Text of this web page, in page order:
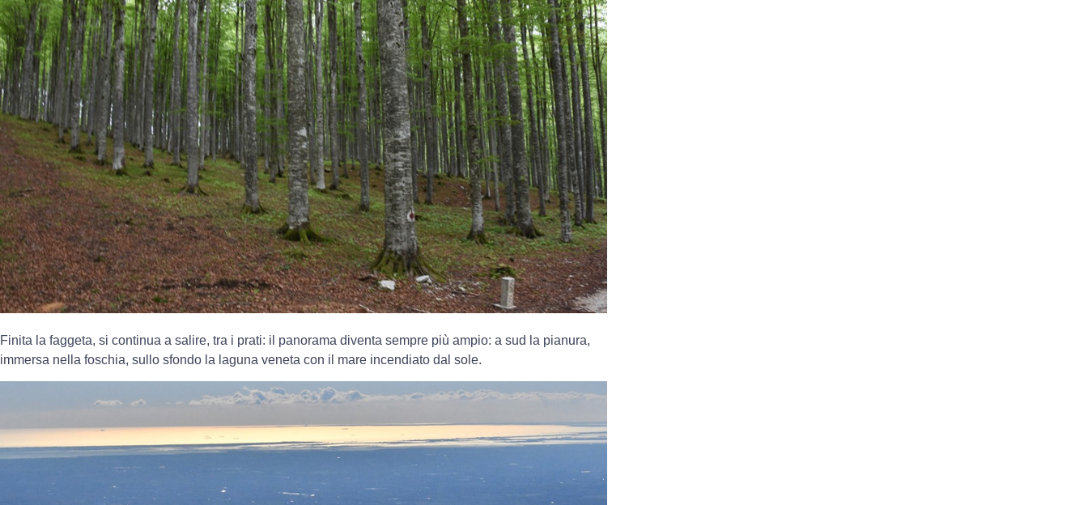
Finita la faggeta, si continua a salire, tra i prati: il panorama diventa sempre più ampio: a sud la pianura,
immersa nella foschia, sullo sfondo la laguna veneta con il mare incendiato dal sole.